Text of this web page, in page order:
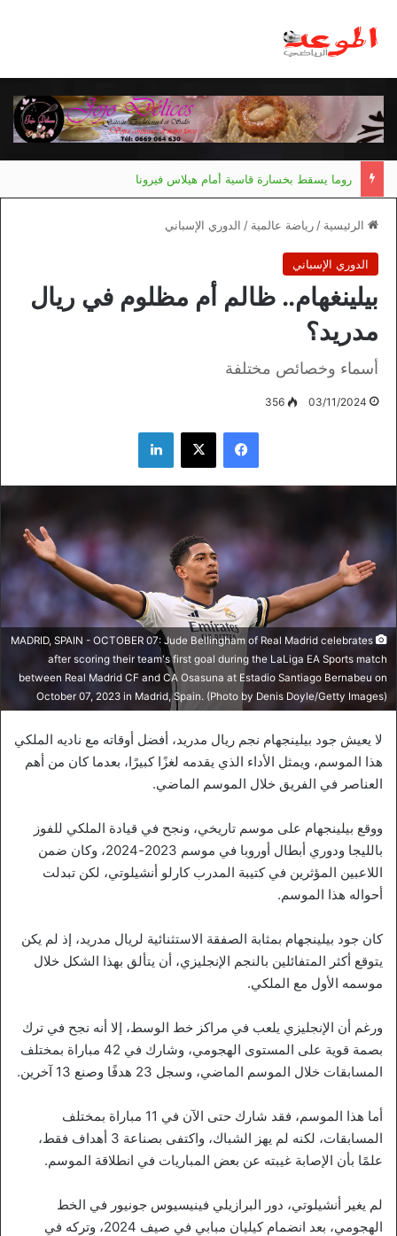
مانشستر يونايتد يقدم أسوأ نسخة منذ 38 عاما
الرئيسية /رياضة عالمية / الدوري الإسباني
الدوري الإسباني
بيلينغهام.. ظالم أم مظلوم في ريال
مدريد؟
أسماء وخصائص مختلفة
03/11/2024
356
فيسبوك ‫X لينكدإن
MADRID, SPAIN - OCTOBER 07: Jude Bellingham of Real Madrid celebrates
after scoring their team's first goal during the LaLiga EA Sports match
between Real Madrid CF and CA Osasuna at Estadio Santiago Bernabeu on
October 07, 2023 in Madrid, Spain. (Photo by Denis Doyle/Getty Images)
لا يعيش جود بيلينجهام نجم ريال مدريد، أفضل أوقاته مع ناديه الملكي
هذا الموسم، ويمثل الأداء الذي يقدمه لغزًا كبيرًا، بعدما كان من أهم
العناصر في الفريق خلال الموسم الماضي.
ووقع بيلينجهام على موسم تاريخي، ونجح في قيادة الملكي للفوز
بالليجا ودوري أبطال أوروبا في موسم 2023-2024، وكان ضمن
اللاعبين المؤثرين في كتيبة المدرب كارلو أنشيلوتي، لكن تبدلت
أحواله هذا الموسم.
كان جود بيلينجهام بمثابة الصفقة الاستثنائية لريال مدريد، إذ لم يكن
يتوقع أكثر المتفائلين بالنجم الإنجليزي، أن يتألق بهذا الشكل خلال
موسمه الأول مع الملكي.
ورغم أن الإنجليزي يلعب في مراكز خط الوسط، إلا أنه نجح في ترك
بصمة قوية على المستوى الهجومي، وشارك في 42 مباراة بمختلف
المسابقات خلال الموسم الماضي، وسجل 23 هدفًا وصنع 13 آخرين.
أما هذا الموسم، فقد شارك حتى الآن في 11 مباراة بمختلف
المسابقات، لكنه لم يهز الشباك، واكتفى بصناعة 3 أهداف فقط،
علمًا بأن الإصابة غيبته عن بعض المباريات في انطلاقة الموسم.
لم يغير أنشيلوتي، دور البرازيلي فينيسيوس جونيور في الخط
الهجومي، بعد انضمام كيليان مبابي في صيف 2024، وتركه في